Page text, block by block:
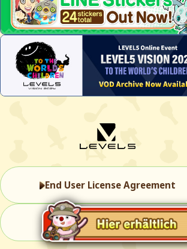
End User License Agreement
Anfragen